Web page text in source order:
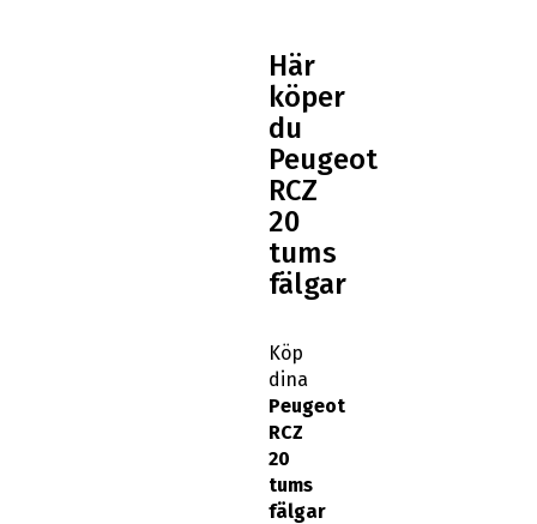
Här
köper
du
Peugeot
RCZ
20
tums
fälgar
Köp
dina
Peugeot
RCZ
20
tums
fälgar